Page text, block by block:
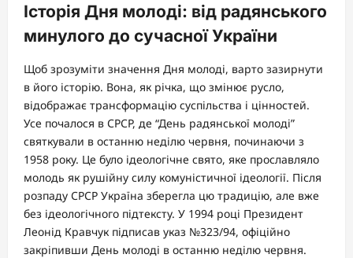
Історія Дня молоді: від радянського
минулого до сучасної України
Щоб зрозуміти значення Дня молоді, варто зазирнути
в його історію. Вона, як річка, що змінює русло,
відображає трансформацію суспільства і цінностей.
Усе почалося в СРСР, де “День радянської молоді”
святкували в останню неділю червня, починаючи з
1958 року. Це було ідеологічне свято, яке прославляло
молодь як рушійну силу комуністичної ідеології. Після
розпаду СРСР Україна зберегла цю традицію, але вже
без ідеологічного підтексту. У 1994 році Президент
Леонід Кравчук підписав указ №323/94, офіційно
закріпивши День молоді в останню неділю червня.